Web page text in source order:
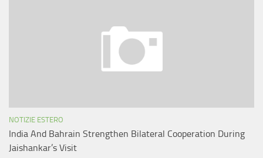
NOTIZIE ESTERO
India And Bahrain Strengthen Bilateral Cooperation During
Jaishankar’s Visit